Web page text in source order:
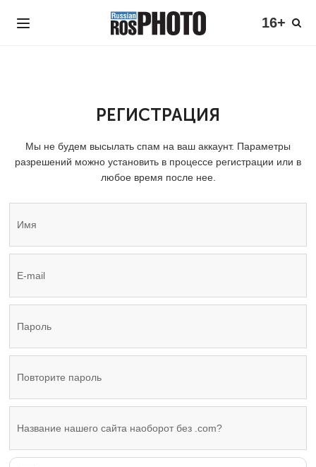
16+
РЕГИСТРАЦИЯ
Мы не будем высылать спам на ваш аккаунт. Параметры
разрешений можно установить в процессе регистрации или в
любое время после нее.